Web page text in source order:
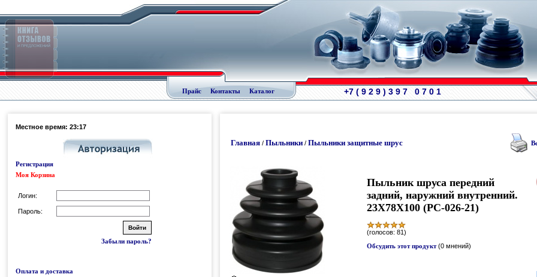
Прайс Контакты Каталог +7 ( 9 2 9 ) 3 9 7 0 7 0 1
Местное время: 23:17
Регистрация
Моя Корзина
Логин:
Пароль:
Забыли пароль?
Оплата и доставка
Главная / Пыльники / Пыльники защитные шрус
Пыльник шруса передний
задний, наружний внутренний.
23Х78Х100 (PC-026-21)
(голосов: 81)
Обсудить этот продукт(0 мнений)